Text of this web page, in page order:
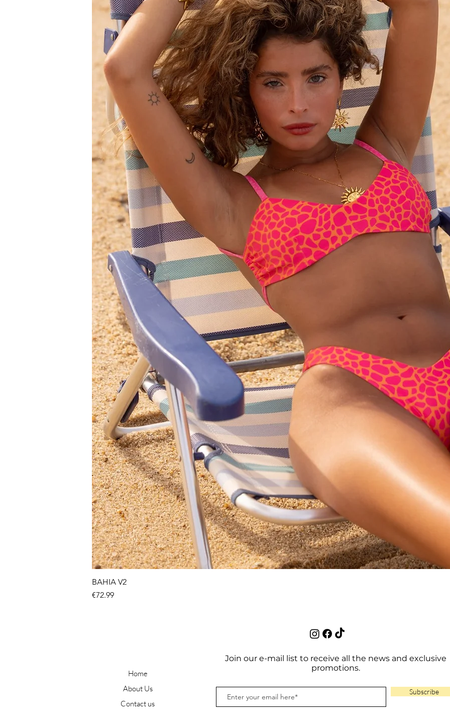
BAHIA V2
Price
€72.99
Home
About Us
Contact us
Join our e-mail list to receive all the news and exclusive
promotions.
Subscribe